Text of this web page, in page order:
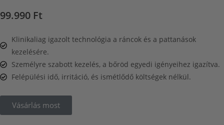
99.990 Ft
Klinikaliag igazolt technológia a ráncok és a pattanások
kezelésére.
Személyre szabott kezelés, a bőröd egyedi igényeihez igazítva.
Felépülési idő, irritáció, és ismétlődő költségek nélkül.
Vásárlás most